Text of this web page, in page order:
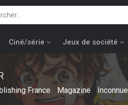
Ciné/série Jeux de société
France Magazine Inconnue